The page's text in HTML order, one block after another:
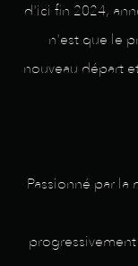
d'ici fin 2024,
n'est que le
nouveau départ
Passionné par